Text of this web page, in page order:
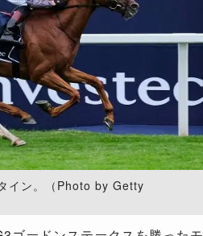
イン。（Photo by Getty